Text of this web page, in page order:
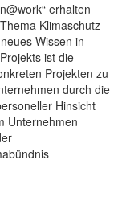
erhalten
Klimaschutz
Wissen in
ist die
Projekten zu
durch die
Hinsicht
Unternehmen